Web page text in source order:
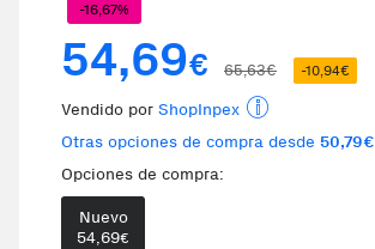
-16,67%
54,69€ 65,63€ -10,94€
Vendido por ShopInpex
Otras opciones de compra desde 50,79€
Opciones de compra:
Nuevo
54,69€